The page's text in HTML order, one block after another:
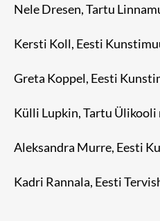
Nele Dresen, Tartu
Kersti Koll, Eesti
Greta Koppel, Eesti
Külli Lupkin, Tartu Ülikooli
Aleksandra Murre, Eesti
Kadri Rannala, Eesti